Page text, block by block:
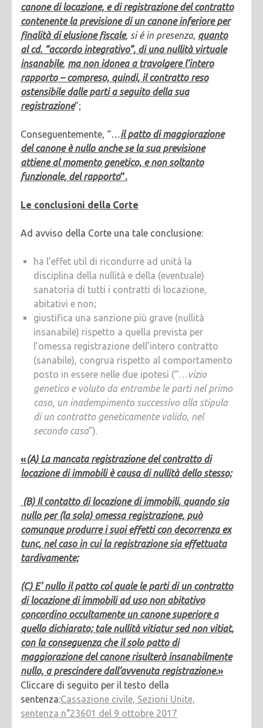
canone di locazione, e di registrazione del contratto
contenente la previsione di un canone inferiore per
finalità di elusione fiscale, si é in presenza, quanto
al cd. “accordo integrativo”, di una nullità virtuale
insanabile, ma non idonea a travolgere l’intero
rapporto – compreso, quindi, il contratto reso
ostensibile dalle parti a seguito della sua
registrazione”;
Conseguentemente, “…il patto di maggiorazione
del canone è nullo anche se la sua previsione
attiene al momento genetico, e non soltanto
funzionale, del rapporto”.
Le conclusioni della Corte
Ad avviso della Corte una tale conclusione:
ha l’effet util di ricondurre ad unità la
disciplina della nullità e della (eventuale)
sanatoria di tutti i contratti di locazione,
abitativi e non;
giustifica una sanzione più grave (nullità
insanabile) rispetto a quella prevista per
l’omessa registrazione dell’intero contratto
(sanabile), congrua rispetto al comportamento
posto in essere nelle due ipotesi (“…vizio
genetico e voluto da entrambe le parti nel primo
caso, un inadempimento successivo alla stipula
di un contratto geneticamente valido, nel
secondo caso”).
«(A) La mancata registrazione del contratto di
locazione di immobili è causa di nullità dello stesso;
(B) Il contatto di locazione di immobili, quando sia
nullo per (la sola) omessa registrazione, può
comunque produrre i suoi effetti con decorrenza ex
tunc, nel caso in cui la registrazione sia effettuata
tardivamente;
(C) E’ nullo il patto col quale le parti di un contratto
di locazione di immobili ad uso non abitativo
concordino occultamente un canone superiore a
quello dichiarato; tale nullità vitiatur sed non vitiat,
con la conseguenza che il solo patto di
maggiorazione del canone risulterà insanabilmente
nullo, a prescindere dall’avvenuta registrazione.»
Cliccare di seguito per il testo della
sentenza:Cassazione civile, Sezioni Unite,
sentenza n°23601 del 9 ottobre 2017